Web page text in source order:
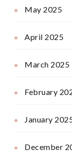
May 2025
April 2025
March 2025
February
January
December